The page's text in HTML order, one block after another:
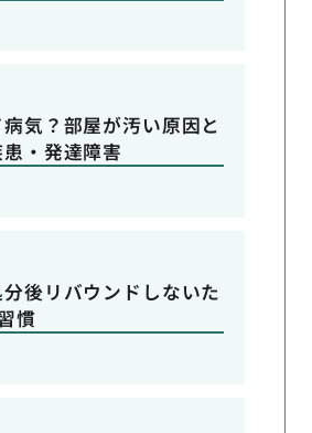
気？部屋が汚い原因と
・発達障害
後リバウンドしないた
慣